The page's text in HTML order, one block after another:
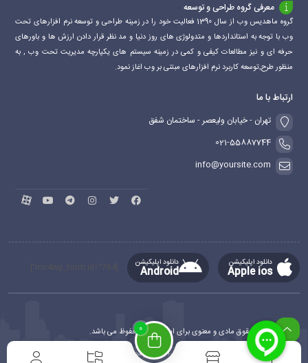
0
معرفی گروه طراحی و توسعه
گروه ماهدیس وب از سال 1390 فعالیت خود را در زمینه طراحی و توسعه نرم افزارهای تحت
وب با توجه به استانداردها و متدولوژی های روز دنیا و مد نظر قرار دادن ارزش ها و باورهای
حرفه ای و نیز مطالعات کیفی و کمی در زمینه سیستم های یکپارچه مدیریت تحت وب , به
منظور طرح,توسعه کاربرد نرم افزارهای مبتنی بر وب اغاز نمود.
ارتباط با ما
تهران - خیابان ولیعصر - ساختمان شفق
021-55887744
info@yoursite.com
دانلود اپلیکیشن
Apple ios
دانلود اپلیکیشن
Android
کلیه حقوق مادی و معنوی برای این سایت محفوظ می باشد.
طراحی و توسعه
ماهدیس وب